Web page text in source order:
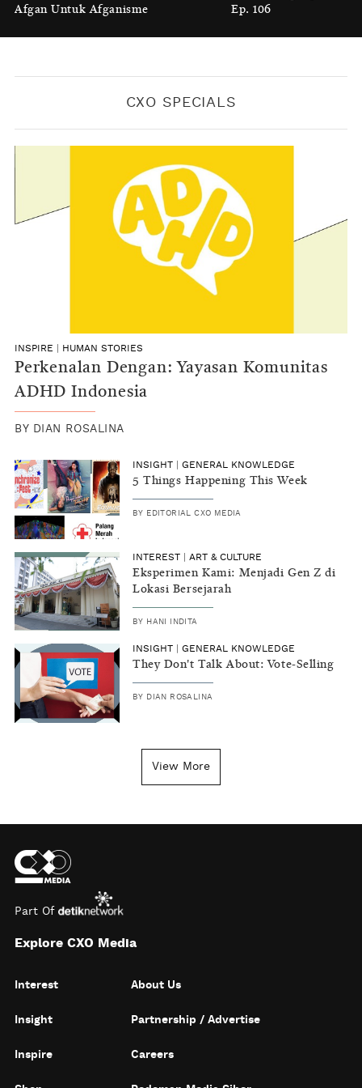
Melindungi
BYKONTRIBUTOR CXO MEDIA
Afgan Untuk Afganisme
Ep. 106
CXO SPECIALS
INSPIRE HUMAN STORIES
Perkenalan Dengan: Yayasan Komunitas
ADHD Indonesia
BY DIAN ROSALINA
INSIGHT GENERAL KNOWLEDGE
5 Things Happening This Week
BY EDITORIAL CXO MEDIA
INTEREST ART & CULTURE
Eksperimen Kami: Menjadi Gen Z di
Lokasi Bersejarah
BY HANI INDITA
INSIGHT GENERAL KNOWLEDGE
They Don't Talk About: Vote-Selling
BY DIAN ROSALINA
View More
Part Of
Explore CXO Media
Interest
Insight
Inspire
About Us
Partnership / Advertise
Careers